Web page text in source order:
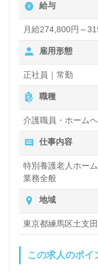
介護職を目指さ
ーク抜群で何で
就職後『資格支
業界で頑張って
ができた』と嬉
資格支援制度や
イント！『ご利
護支援を行いた
性を高めたい』
でキャリアアッ
ケア様の一員と
い』等の方も大
なくお願いします
給与
月給274,800円～
雇用形態
正社員｜常勤
職種
介護職員・ホーム
仕事内容
特別養護老人ホー
業務全般
入浴や排せつ、食
除、洗濯など日常
地域
東京都練馬区土支
この求人のポイ